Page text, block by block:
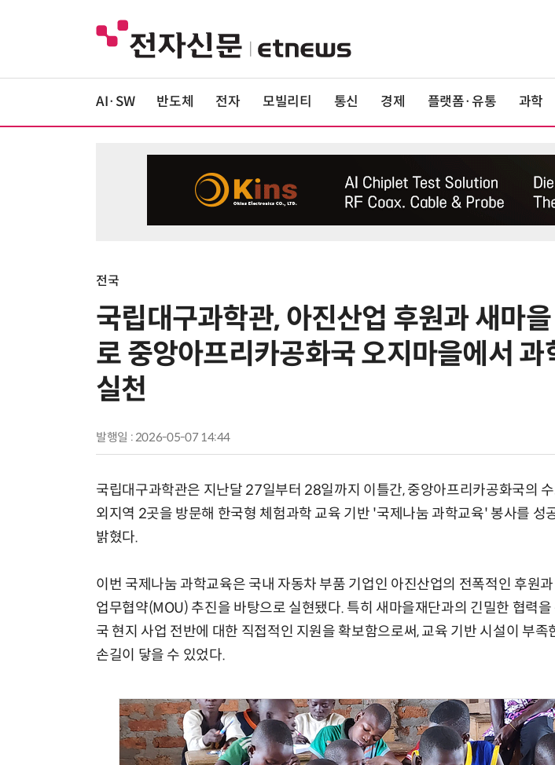
AI·SW 반도체 전자 모빌리티 통신 경제 플랫폼·유통 과학
전국
국립대구과학관, 아진산업 후원과 새마
로 중앙아프리카공화국 오지마을에서 과
실천
발행일 : 2026-05-07 14:44
국립대구과학관은 지난달 27일부터 28일까지 이틀간, 중앙아프리카공화국의
외지역 2곳을 방문해 한국형 체험과학 교육 기반 '국제나눔 과학교육' 봉사를 성
밝혔다.
이번 국제나눔 과학교육은 국내 자동차 부품 기업인 아진산업의 전폭적인 후원
업무협약(MOU) 추진을 바탕으로 실현됐다. 특히 새마을재단과의 긴밀한 협력
국 현지 사업 전반에 대한 직접적인 지원을 확보함으로써, 교육 기반 시설이 부족
손길이 닿을 수 있었다.
6
태풍 소
급 폭염'
전남광
긴급 점
9
“포항을 '
로”…포
제공 '주